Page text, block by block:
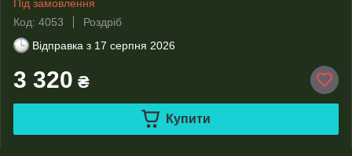
Під замовлення
Код: 4053
Роздріб
Відправка з 17 серпня 2026
3 320 ₴
Купити